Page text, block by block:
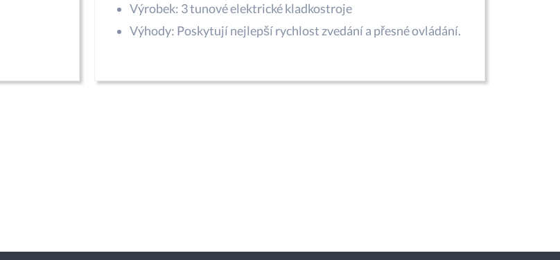
Výrobek: 3 tunové elektrické kladkostroje
Výhody: Poskytují nejlepší rychlost zvedání a přesné ovládání.